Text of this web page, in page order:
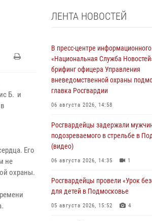
Б. и
Его
не
охраны.
ЛЕНТА НОВОСТЕЙ
В пресс-центре информационного
«Национальная Служба
брифинг офицера Управления
вневедомственной охраны
главка Росгвардии
06 августа 2026, 14:58
Росгвардейцы задержали
подозреваемого в стрельбе в
(видео)
06 августа 2026, 14:35 1
Росгвардейцы провели «Урок
для детей в Подмосковье
05 августа 2026, 15:52 4